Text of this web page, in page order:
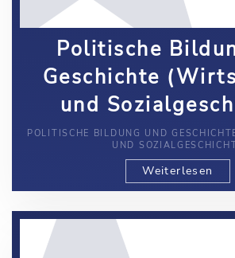
Politische
Geschichte
und
POLITISCHE BILDUNG UND
UND
Weiterlesen